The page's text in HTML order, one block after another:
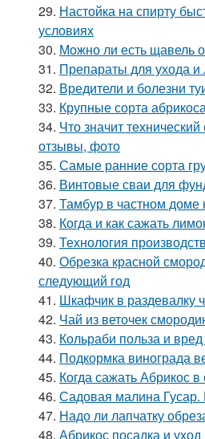
29. Настойка на спирту
условиях
30. Можно ли есть щавель
31. Препараты для ухода
32. Вредители и болезни
33. Крупные сорта
34. Что значит
отзывы, фото
35. Самые ранние сорта
36. Винтовые сваи для
37. Тамбур в частном доме
38. Когда и как сажать
39. Технология
40. Обрезка красной
следующий год
41. Шкафчик в раздевалку
42. Чай из веточек
43. Кольраби польза и
44. Подкормка винограда
45. Когда сажать Абрикос
46. Садовая малина Гусар.
47. Надо ли лапчатку
48. Абрикос посадка и